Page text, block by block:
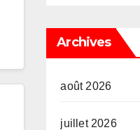
Archives
août 2026
juillet 2026